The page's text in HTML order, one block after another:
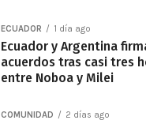
ECUADOR 1 día ago
Ecuador y Argentina
acuerdos tras casi tres
entre Noboa y Milei
COMUNIDAD 2 días ago